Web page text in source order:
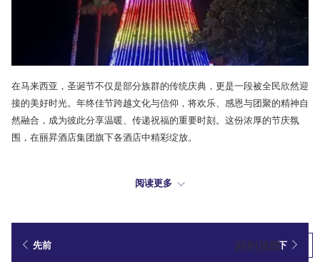
在马来西亚，圣诞节不仅是部分族群的传统庆典，更是一段被全民欣然迎
接的美好时光。年终佳节跨越文化与信仰，将欢乐、感恩与团聚的精神自
然融合，成为彼此分享温暖、传递祝福的重要时刻。这份浓厚的节庆氛
围，在丽昇酒店集团旗下各酒店中精彩绽放。
为城市年末增添璀璨光彩；马来西亚大红花（丽昇精选酒店）与槟城丽昇
从丰盛的圣诞自助餐到精心策划的限定套餐，每一项年终礼遇都为欢聚而
生。
阅读更多
先前 下
回到顶部